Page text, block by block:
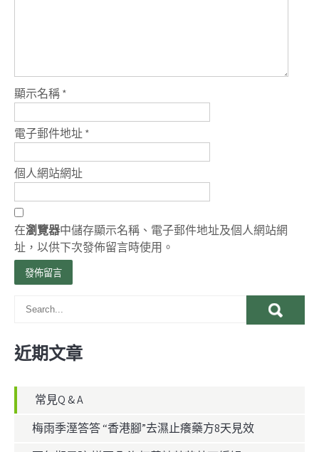
顯示名稱*
電子郵件地址*
個人網站網址
在瀏覽器中儲存顯示名稱、電子郵件地址及個人網站網
址，以供下次發佈留言時使用。
近期文章
常見Q & A
梅雨季溼答答 “香港腳”去濕止癢藥方8天見效